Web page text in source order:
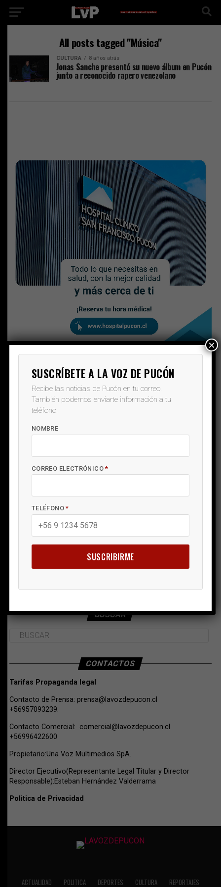
All posts tagged "Música"
CULTURA 8 años atrás
Jonas Sanche presentó su nuevo álbum en Pucón
junto a reconocido rapero venezolano
BUSCAR
CONTACTOS
Tarifas Propaganda legal
Contacto de Prensa: prensa@lavozdepucon.cl
+56957093239.
Contacto Comercial: comercial@lavozdepucon.cl
+56996422600
Propietario:Una Voz Multimedios SpA.
Director Ejecutivo(Representante Legal Titular y Director
Responsable):Esteban Hernández Valderrama
Politica de Privacidad
ACTUALIDAD POLITICA DEPORTES CULTURA REPORTAJES
SUSCRÍBETE A LA VOZ DE PUCÓN
Recibe las noticias de Pucón en tu correo.
También podemos enviarte información a tu
teléfono.
NOMBRE
CORREO ELECTRÓNICO*
TELÉFONO*
SUSCRIBIRME
×